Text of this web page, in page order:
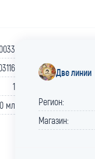
1
мл
Две линии
Регион:
Магазин: